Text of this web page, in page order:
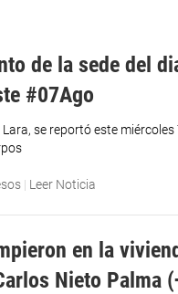
de la sede del
#07Ago
se reportó este
| Leer Noticia
en la
Nieto Palma